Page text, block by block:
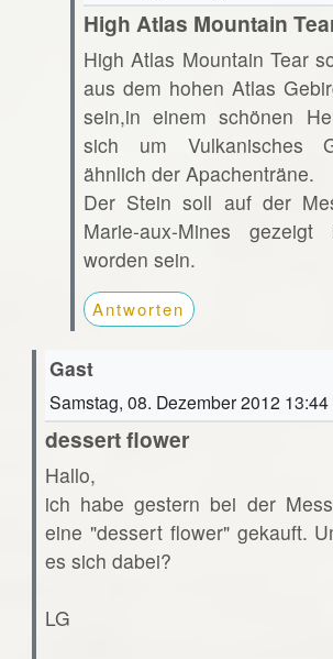
High Atlas Mountain
High Atlas Mountain Tear
aus dem hohen Atlas
sein,in einem schönen
sich um Vulkanisches
ähnlich der Apachenträne.
Der Stein soll auf der
Marie-aux-Mines gezeigt
worden sein.
Antworten
Gast
Samstag, 08. Dezember 2012 13:44
dessert flower
Hallo,
ich habe gestern bei der
eine "dessert flower" gekauft.
es sich dabei?
LG